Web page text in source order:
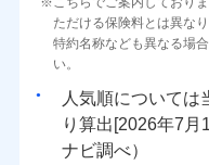
ただける保険料とは異な
特約名称なども異なる場
い。
人気順については
り算出[
年 月
ナビ調べ）